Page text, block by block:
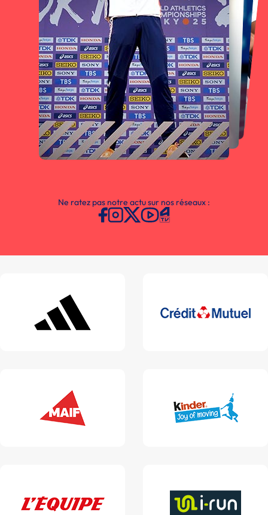
Ne ratez pas notre actu sur nos réseaux :